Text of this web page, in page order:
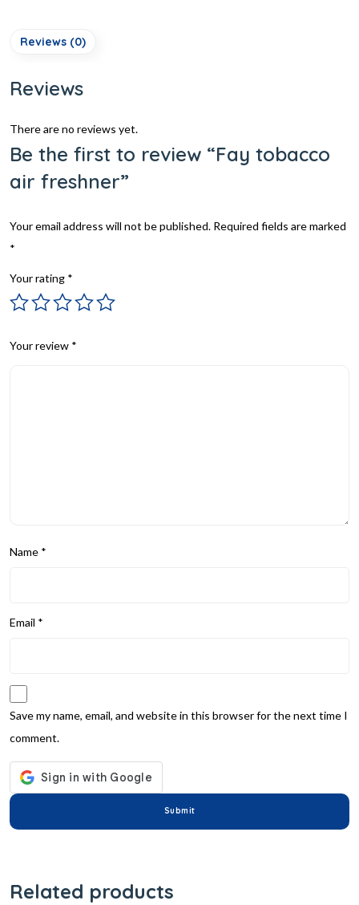
Reviews (0)
Reviews
There are no reviews yet.
Be the first to review “Fay tobacco
air freshner”
Your email address will not be published. Required fields are marked
*
Your rating *
Your review *
Name *
Email *
Save my name, email, and website in this browser for the next time I
comment.
Related products